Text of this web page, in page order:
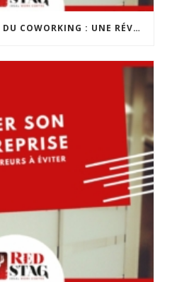
DÉCOUVREZ L’HISTOIRE DU COWORKING : UNE RÉVOLUTION DANS LE MONDE DU TRAVAIL